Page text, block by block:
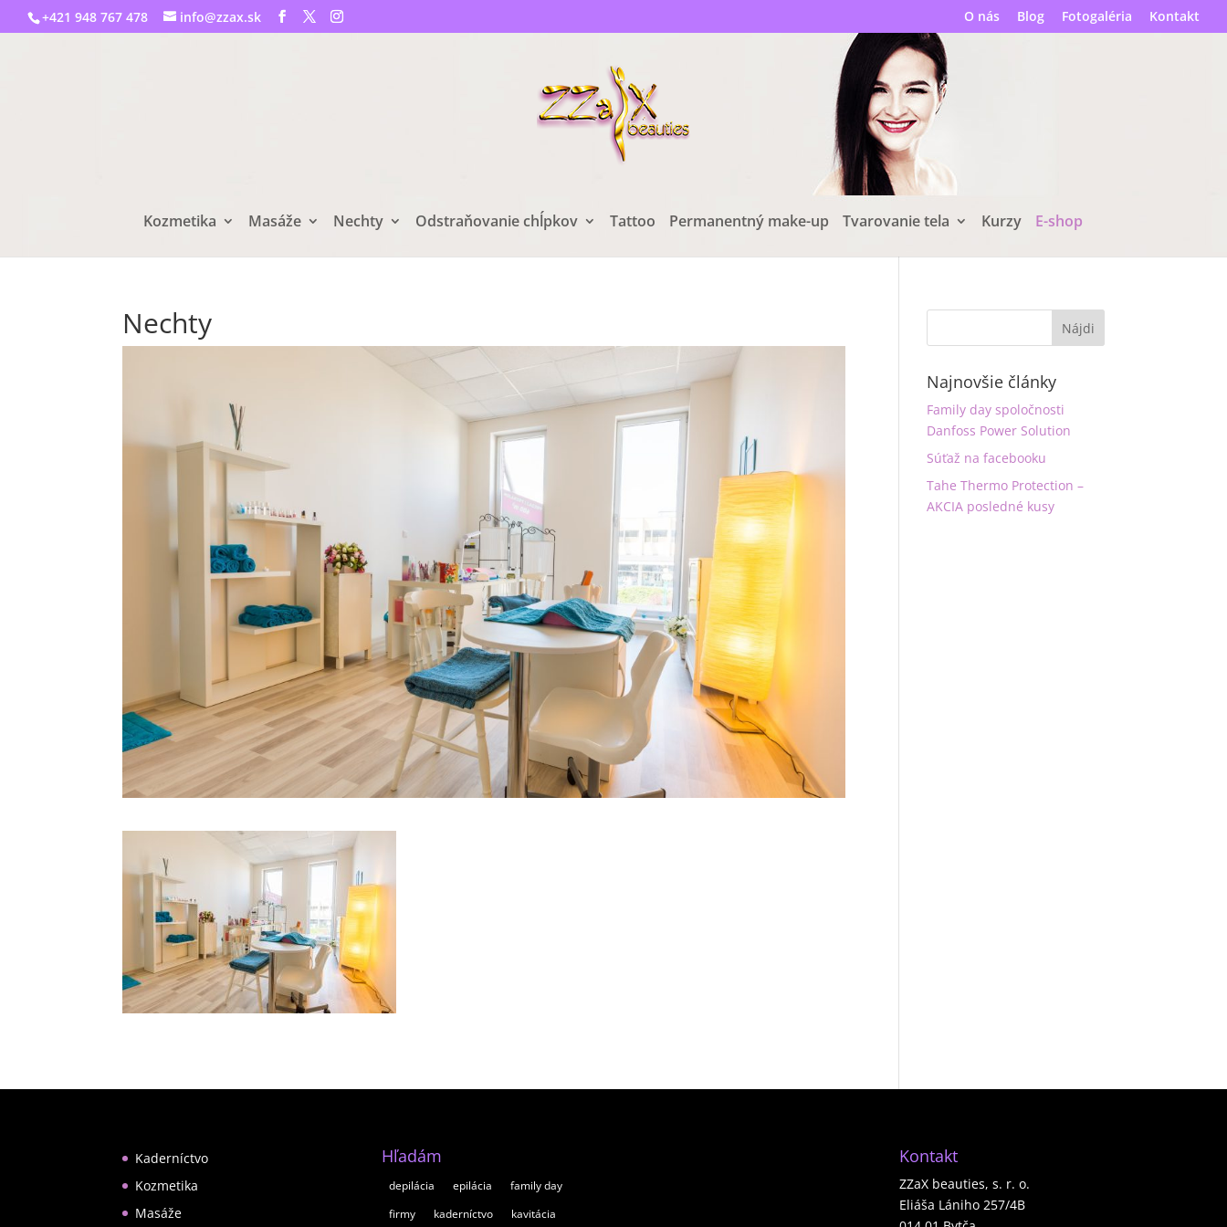
+421 948 767 478 info@zzax.sk O nás Blog Fotogaléria Kontakt
Kozmetika Masáže Nechty Odstraňovanie chĺpkov Tattoo Permanentný make-up Tvarovanie tela Kurzy E-shop
Nechty
Najnovšie články
Family day spoločnosti
Danfoss Power Solution
Súťaž na facebooku
Tahe Thermo Protection –
AKCIA posledné kusy
Kaderníctvo
Kozmetika
Masáže
Hľadám
depilácia epilácia
family day
firmy
kaderníctvo kavitácia
Kontakt
ZZaX beauties, s. r. o.
Eliáša Lániho 257/4B